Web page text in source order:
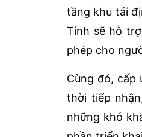
tầng khu tái
Tỉnh sẽ hỗ
phép cho
Cùng đó, cấp
thời tiếp
những khó